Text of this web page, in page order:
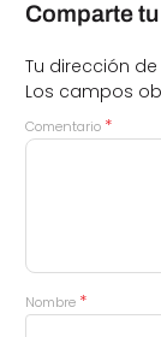
Comparte
Tu dirección
Los campos
Comentario *
Nombre *